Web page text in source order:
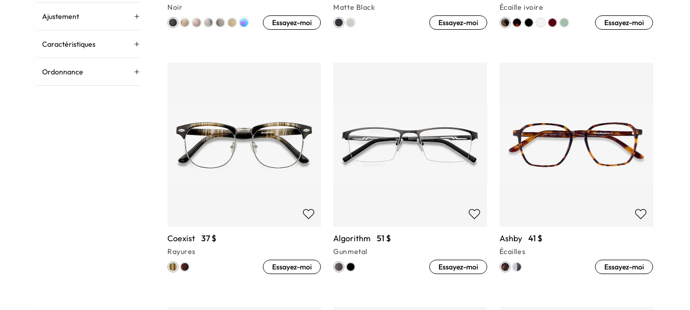
Ajustement
Caractéristiques
Ordonnance
Noir
Essayez-moi
Matte Black
Essayez-moi
Écaille ivoire
Essayez-moi
Coexist 37 $
Rayures
Essayez-moi
Algorithm 51 $
Gunmetal
Essayez-moi
Ashby 41 $
Écailles
Essayez-moi